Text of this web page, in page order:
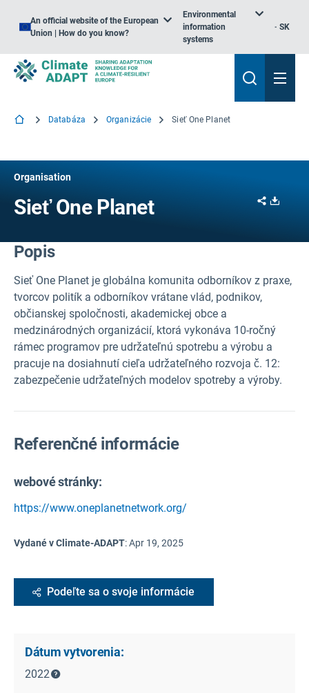
An official website of the European
Union | How do you know?
Environmental
information
systems
SK
Databáza Organizácie Sieť One Planet
Organisation
Sieť One Planet Share
Popis
Sieť One Planet je globálna komunita odborníkov z praxe,
tvorcov politík a odborníkov vrátane vlád, podnikov,
občianskej spoločnosti, akademickej obce a
medzinárodných organizácií, ktorá vykonáva 10-ročný
rámec programov pre udržateľnú spotrebu a výrobu a
pracuje na dosiahnutí cieľa udržateľného rozvoja č. 12:
zabezpečenie udržateľných modelov spotreby a výroby.
Referenčné informácie
webové stránky:
https://www.oneplanetnetwork.org/
Vydané v Climate-ADAPT:Apr 19, 2025
Podeľte sa o svoje informácie
Dátum vytvorenia:
2022